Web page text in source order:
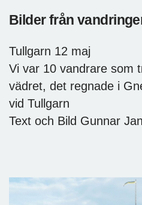
Bilder från
Tullgarn 12 maj
Vi var 10 vandrare som
vädret, det regnade i
vid Tullgarn
Text och Bild Gunnar